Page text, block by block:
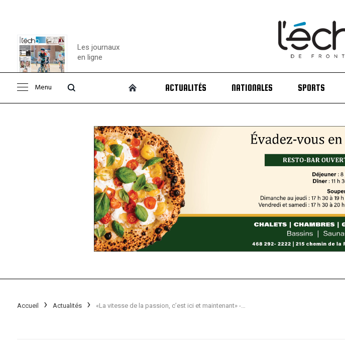
Consulter le
Les journaux
en ligne
Menu ACTUALITÉS NATIONALES SPORTS
Accueil Actualités «La vitesse de la passion, c’est ici et maintenant» -André Samson